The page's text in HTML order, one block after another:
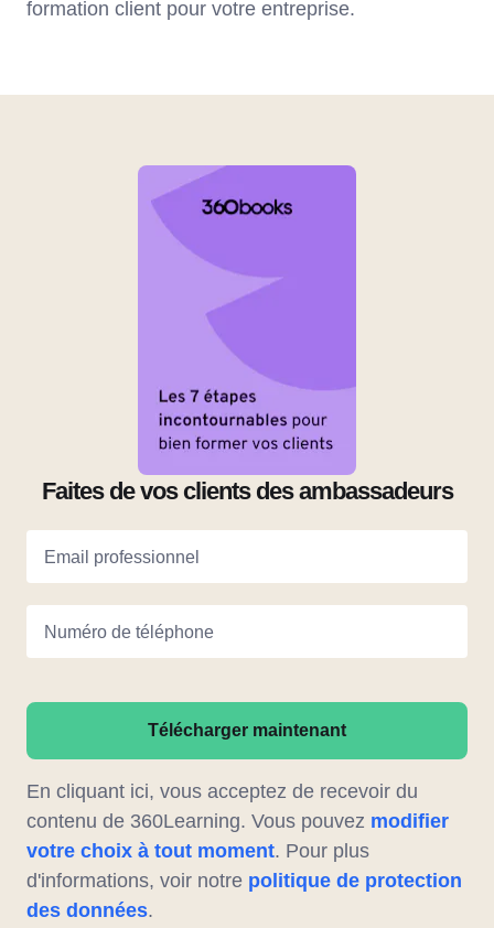
formation client pour votre entreprise.
Faites de vos clients des ambassadeurs
Email professionnel
Numéro de téléphone
Télécharger maintenant
En cliquant ici, vous acceptez de recevoir du
contenu de 360Learning. Vous pouvez modifier
votre choix à tout moment. Pour plus
d'informations, voir notre politique de protection
des données.